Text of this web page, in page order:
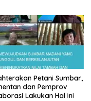
Petani Sumbar,
dan Pemprov
Lakukan Hal Ini